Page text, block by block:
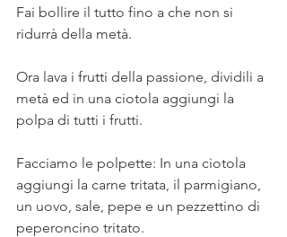
Fai bollire il tutto fino a che non si
ridurrà della metà.
Ora lava i frutti della passione, dividili a
metà ed in una ciotola aggiungi la
polpa di tutti i frutti.
Facciamo le polpette: In una ciotola
aggiungi la carne tritata, il parmigiano,
un uovo, sale, pepe e un pezzettino di
peperoncino tritato.